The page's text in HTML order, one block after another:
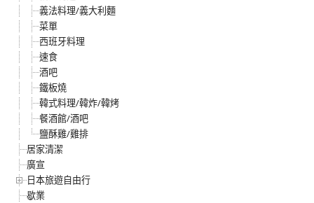
義法料理/義大利麵
菜單
西班牙料理
速食
酒吧
鐵板燒
韓式料理/韓炸/韓烤
餐酒館/酒吧
鹽酥雞/雞排
居家清潔
廣宣
日本旅遊自由行
歇業